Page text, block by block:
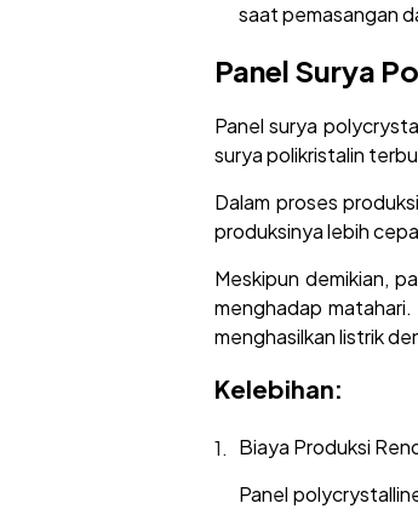
saat pemasangan
Panel Surya
Panel surya
surya polikristalin
Dalam proses
produksinya lebih
Meskipun demikian,
menghadap
menghasilkan listrik
Kelebihan:
Biaya Produksi
Panel